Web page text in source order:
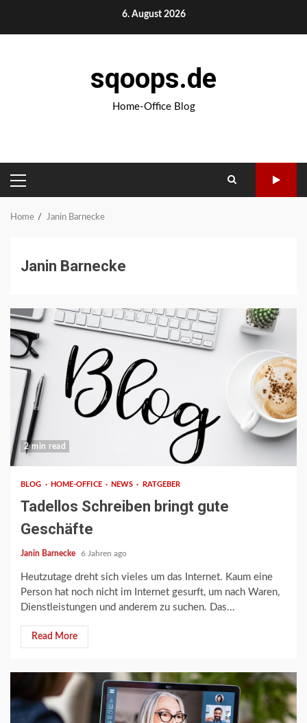
content
6. August 2026
sqoops.de
Home-Office Blog
PRIMARY
MENU
Home Janin Barnecke
Janin Barnecke
2 min read
BLOG HOME-OFFICE NEWS RATGEBER
Tadellos Schreiben bringt gute
Geschäfte
Janin Barnecke 6 Jahren ago
Heutzutage dreht sich vieles um das Internet. Kaum eine
Person hat noch nicht im Internet gesurft, um nach Waren,
Dienstleistungen und anderem zu suchen. Das...
Read More